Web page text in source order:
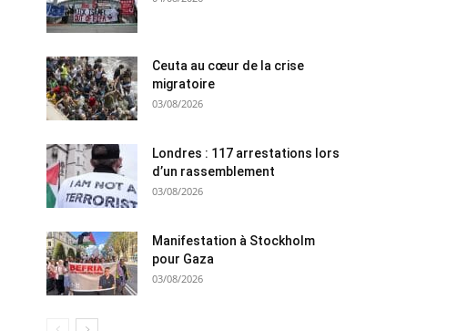
Ceuta au cœur de la crise
migratoire
03/08/2026
Londres : 117 arrestations lors
d’un rassemblement
03/08/2026
Manifestation à Stockholm
pour Gaza
03/08/2026